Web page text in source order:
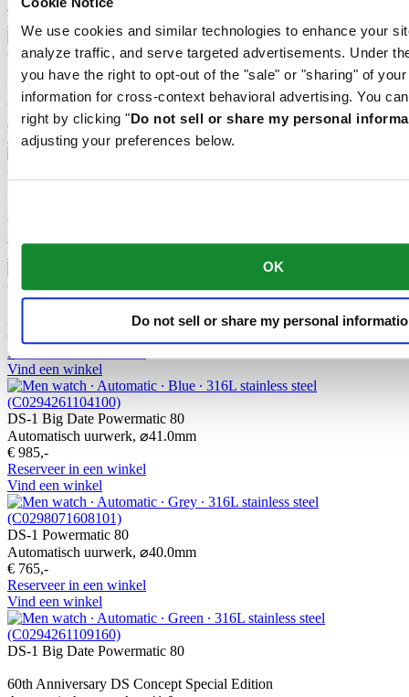
We use cookies and similar technologies to enhance your
analyze traffic, and serve targeted advertisements. Under
you have the right to opt-out of the "sale" or "sharing" of
information for cross-context behavioral advertising. You
right by clicking "Do not sell or share my personal
adjusting your preferences below.
OK
Do not sell or share my personal
Reserveer in een winkel
Vind een winkel
DS-1 Skeleton
Automatisch uurwerk,
40.0mm
€ 1.100,-
Reserveer in een winkel
Vind een winkel
DS-1 Skeleton
€ 1.050,-
Reserveer in een winkel
Vind een winkel
DS-1 Powermatic 80
Automatisch uurwerk,⌀40.0mm
€ 765,-
Reserveer in een winkel
Vind een winkel
DS-1 Big Date Powermatic 80
Automatisch uurwerk, ⌀41.0mm
€ 985,-
Reserveer in een winkel
Vind een winkel
DS-1 Powermatic 80
Automatisch uurwerk, ⌀40.0mm
€ 765,-
Reserveer in een winkel
Vind een winkel
DS-1 Big Date Powermatic 80
60th Anniversary DS Concept Special Edition